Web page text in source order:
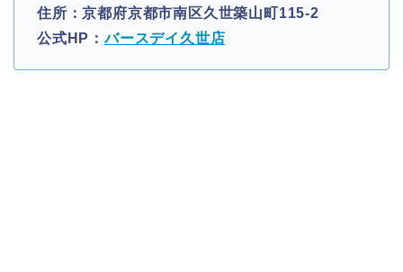
住所：京都府京都市南区久世築山町115-2
公式HP：バースデイ久世店